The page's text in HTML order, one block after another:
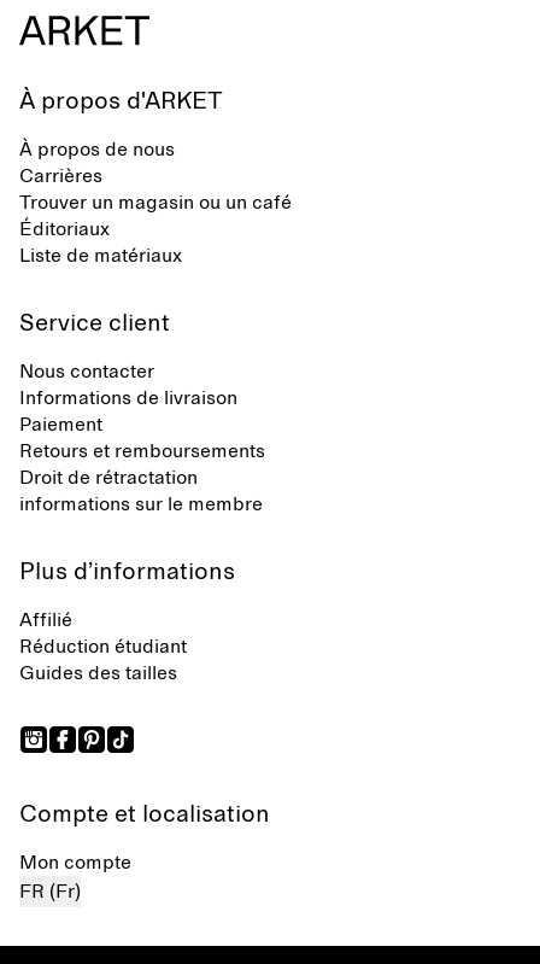
À propos d'ARKET
À propos de nous
Carrières
Trouver un magasin ou un café
Éditoriaux
Liste de matériaux
Service client
Nous contacter
Informations de livraison
Paiement
Retours et remboursements
Droit de rétractation
informations sur le membre
Plus d’informations
Affilié
Réduction étudiant
Guides des tailles
Compte et localisation
Mon compte
FR (Fr)